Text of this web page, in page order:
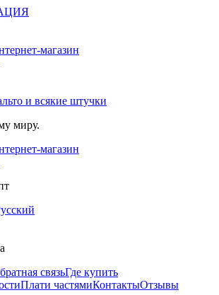
магазин
миру.
магазин
связьГде купить
Плати частямиКонтактыОтзывы